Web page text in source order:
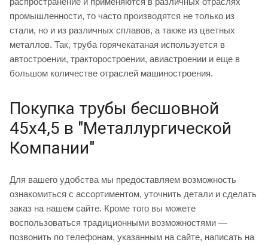
промышленности, то часто производятся не только из
стали, но и из различных сплавов, а также из цветных
металлов. Так, труба горячекатаная используется в
автостроении, тракторостроении, авиастроении и еще в
большом количестве отраслей машиностроения.
Покупка трубы бесшовной
45х4,5 в "Металлургической
Компании"
Для вашего удобства мы предоставляем возможность
ознакомиться с ассортиментом, уточнить детали и сделать
заказ на нашем сайте. Кроме того вы можете
воспользоваться традиционными возможностями —
позвонить по телефонам, указанным на сайте, написать на